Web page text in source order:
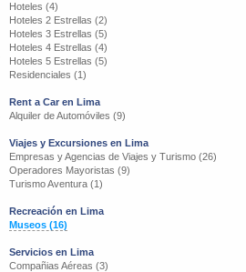
Hoteles (4)
Hoteles 2 Estrellas (2)
Hoteles 3 Estrellas (5)
Hoteles 4 Estrellas (4)
Hoteles 5 Estrellas (5)
Residenciales (1)
Rent a Car en Lima
Alquiler de Automóviles (9)
Viajes y Excursiones en Lima
Empresas y Agencias de Viajes y Turismo (26)
Operadores Mayoristas (9)
Turismo Aventura (1)
Recreación en Lima
Museos (16)
Servicios en Lima
Compañias Aéreas (3)